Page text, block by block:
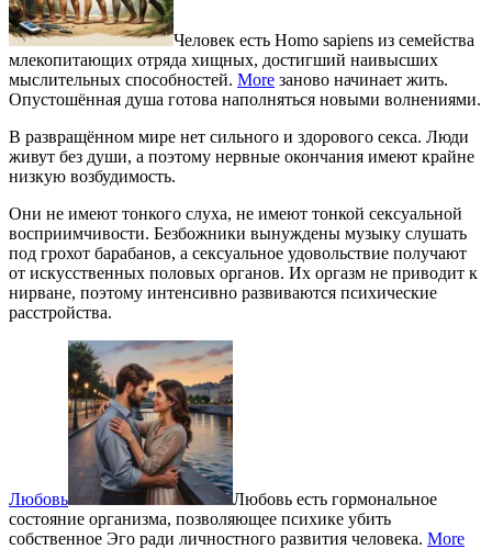
Человек есть Homo sapiens из семейства
млекопитающих отряда хищных, достигший наивысших
мыслительных способностей. More заново начинает жить.
Опустошённая душа готова наполняться новыми волнениями.
В развращённом мире нет сильного и здорового секса. Люди
живут без души, а поэтому нервные окончания имеют крайне
низкую возбудимость.
Они не имеют тонкого слуха, не имеют тонкой сексуальной
восприимчивости. Безбожники вынуждены музыку слушать
под грохот барабанов, а сексуальное удовольствие получают
от искусственных половых органов. Их оргазм не приводит к
нирване, поэтому интенсивно развиваются психические
расстройства.
Любовь
Любовь есть гормональное
состояние организма, позволяющее психике убить
собственное Эго ради личностного развития человека. More